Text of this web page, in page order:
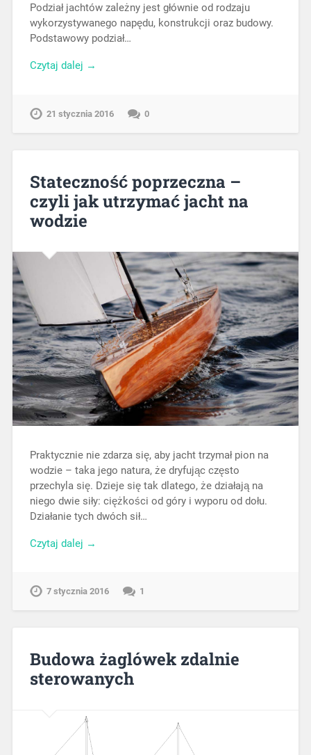
Podział jachtów zależny jest głównie od rodzaju
wykorzystywanego napędu, konstrukcji oraz budowy.
Podstawowy podział…
Czytaj dalej →
21 stycznia 2016 0
Stateczność poprzeczna –
czyli jak utrzymać jacht na
wodzie
Praktycznie nie zdarza się, aby jacht trzymał pion na
wodzie – taka jego natura, że dryfując często
przechyla się. Dzieje się tak dlatego, że działają na
niego dwie siły: ciężkości od góry i wyporu od dołu.
Działanie tych dwóch sił…
Czytaj dalej →
7 stycznia 2016 1
Budowa żaglówek zdalnie
sterowanych